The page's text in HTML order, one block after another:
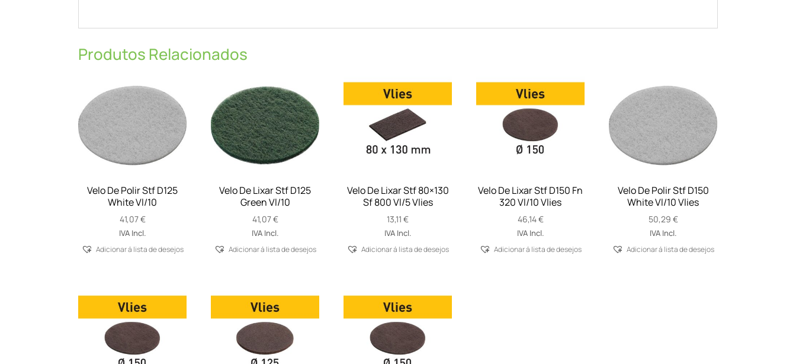
Produtos Relacionados
Velo De Polir Stf D125
White Vl/10
41,07€
IVA Incl.
Adicionar á lista de desejos
Velo De Lixar Stf D125
Green Vl/10
41,07€
IVA Incl.
Adicionar á lista de desejos
Velo De Lixar Stf 80×130
Sf 800 Vl/5 Vlies
13,11€
IVA Incl.
Adicionar á lista de desejos
Velo De Lixar Stf D150 Fn
320 Vl/10 Vlies
46,14€
IVA Incl.
Adicionar á lista de desejos
Velo De Polir Stf D150
White Vl/10 Vlies
50,29 €
IVA Incl.
Adicionar á lista de desejos